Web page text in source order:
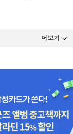
더보기